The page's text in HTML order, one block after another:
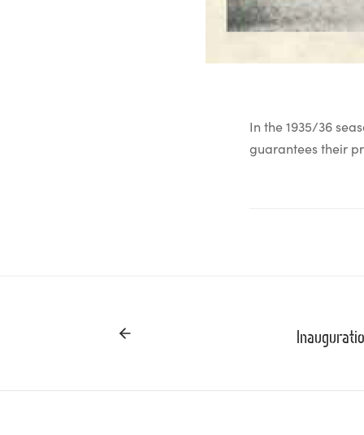
In the 1935/36
guarantees their